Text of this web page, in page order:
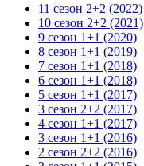
11 сезон 2+2 (2022)
10 сезон 2+2 (2021)
9 сезон 1+1 (2020)
8 сезон 1+1 (2019)
7 сезон 1+1 (2018)
6 сезон 1+1 (2018)
5 сезон 1+1 (2017)
3 сезон 2+2 (2017)
4 сезон 1+1 (2017)
3 сезон 1+1 (2016)
2 сезон 2+2 (2016)